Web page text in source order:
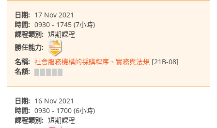
日期: 17 Nov 2021
時間: 0930 - 1745 (7小時)
課程類別: 短期課程
勝任能力:
名稱: 社會服務機構的採購程序、實務與法規 [21B-08]
名額:
日期: 16 Nov 2021
時間: 0930 - 1700 (6小時)
課程類別: 短期課程